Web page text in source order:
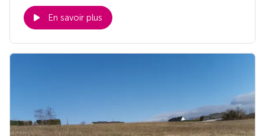
En savoir plus